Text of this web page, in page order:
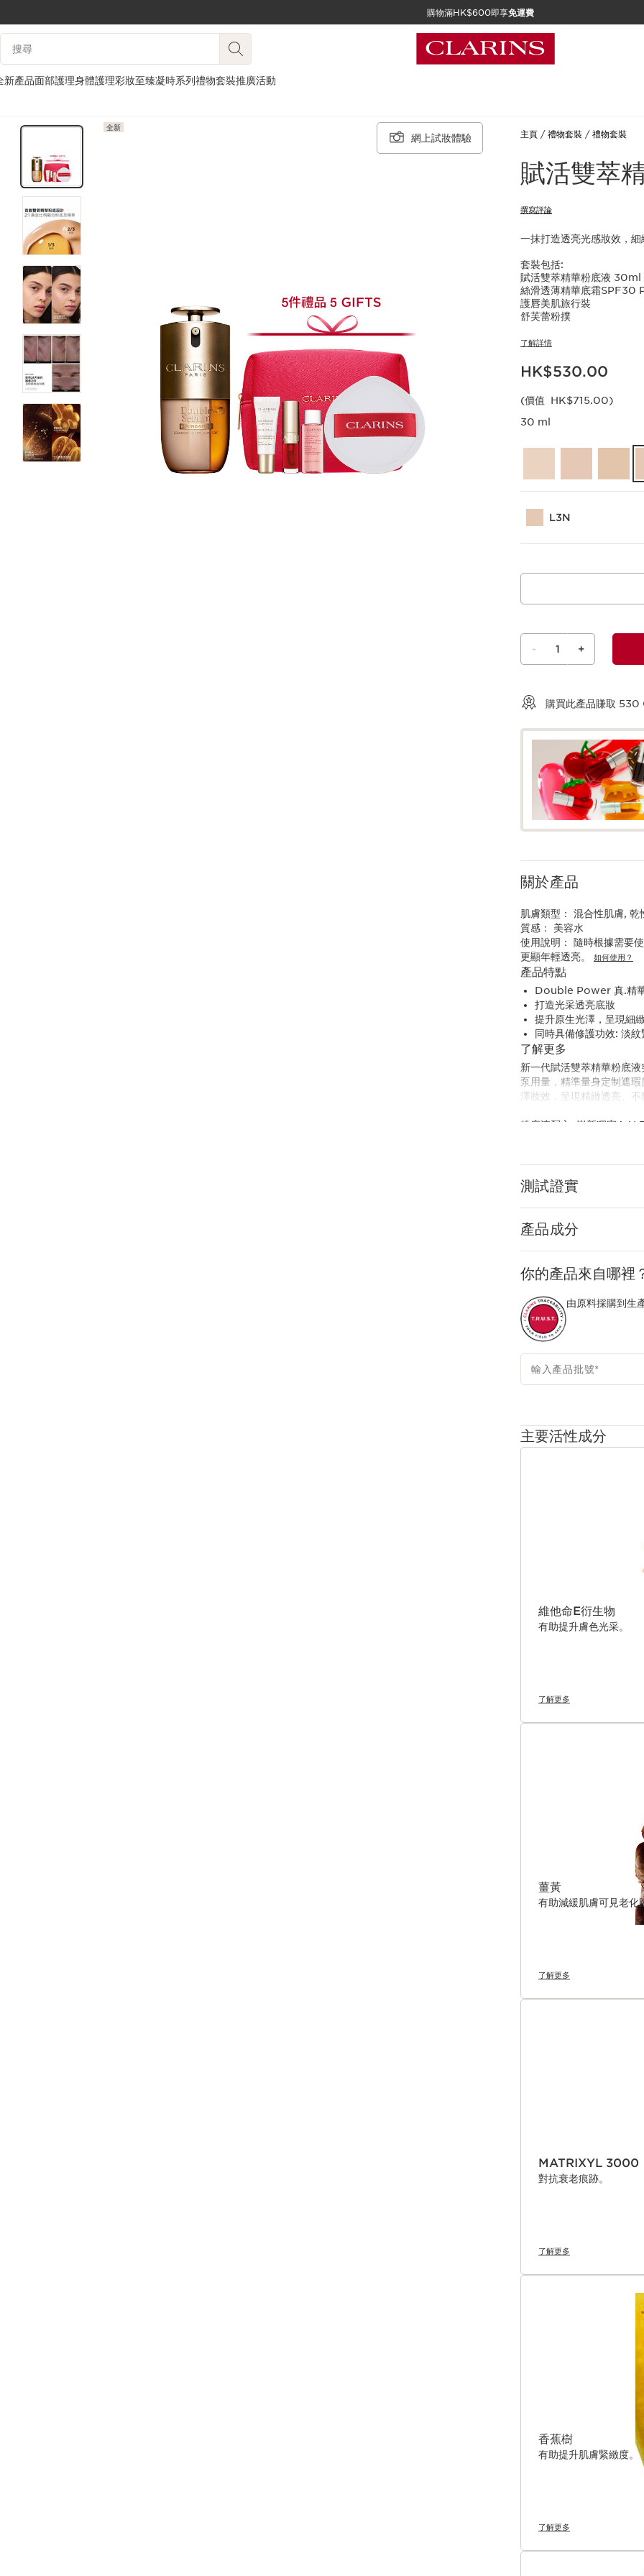
跳至內容
購物滿HK$600即享免運費
搜尋內容說明
新產品面部護理身體護理彩妝至臻凝時系列禮物套裝推廣活動
全新
網上試妝體驗 主頁 禮物套裝 禮物套裝
賦活雙萃
撰寫評論
一抹打造透亮光感妝效，
套裝包括:
賦活雙萃精華粉底液 30ml
絲滑透薄精華底霜SPF30
護唇美肌旅行裝
舒芙蕾粉撲
了解詳情
現在價格HK$530.00
HK$530.00
(價值 HK$715.00)
30 ml
L3N
- 1 +
購買此產品賺取 530
關於產品
肌膚類型： 混合性肌膚, 乾
質感： 美容水
使用說明： 隨時根據需要
更顯年輕透亮。 如何使用？
產品特點
Double Power 真.精
打造光采透亮底妝
提升原生光澤，呈現細
同時具備修護功效: 淡
了解更多
新一代賦活雙萃精華粉底
泵用量，精準量身定制遮
澤妝效，呈現精緻透亮、
粉底液配方: 嶄新獨家
這款保濕粉底液運用革新
活性粒子結合植萃成分，
包裝含有至少38%的循環
*指Clarins旗下商品。
**基於質量平衡的化學循環
嶄新科研
靈感源自賦活雙萃精華的
被精密區隔，在按壓瞬間
功效的同時，比傳統粉底
Clarins運用品牌的護膚專
測試證實
產品成分
你的產品來自哪裡
由原料採購到生
輸入產品批號*
主要活性成分
維他命E衍生物
有助提升膚色光采。
了解更多
薑黃
有助減緩肌膚可見老化
了解更多
MATRIXYL 3000
對抗衰老痕跡。
了解更多
香蕉樹
有助提升肌膚緊緻度。
了解更多